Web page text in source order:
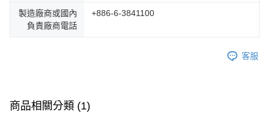
製造廠商或國內
負責廠商電話
+886-6-3841100
客服
商品相關分類 (1)